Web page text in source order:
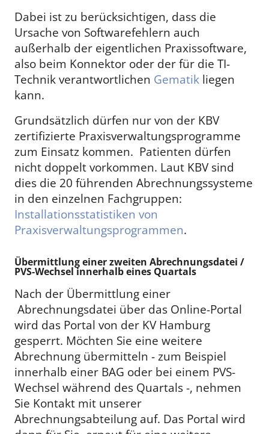
Dabei ist zu berücksichtigen, dass die
Ursache von Softwarefehlern auch
außerhalb der eigentlichen Praxissoftware,
also beim Konnektor oder der für die TI-
Technik verantwortlichen Gematik liegen
kann.
Grundsätzlich dürfen nur von der KBV
zertifizierte Praxisverwaltungsprogramme
zum Einsatz kommen. Patienten dürfen
nicht doppelt vorkommen. Laut KBV sind
dies die 20 führenden Abrechnungssysteme
in den einzelnen Fachgruppen:
Installationsstatistiken von
Praxisverwaltungsprogrammen.
Übermittlung einer zweiten Abrechnungsdatei /
PVS-Wechsel innerhalb eines Quartals
Nach der Übermittlung einer
Abrechnungsdatei über das Online-Portal
wird das Portal von der KV Hamburg
gesperrt. Möchten Sie eine weitere
Abrechnung übermitteln - zum Beispiel
innerhalb einer BAG oder bei einem PVS-
Wechsel während des Quartals -, nehmen
Sie Kontakt mit unserer
Abrechnungsabteilung auf. Das Portal wird